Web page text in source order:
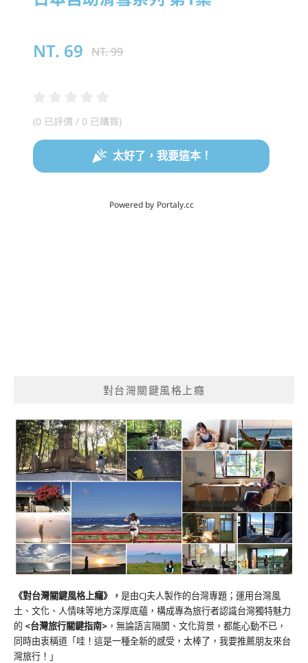
對台灣關鍵風格上癮
《對台灣關鍵風格上癮》 ， 是由CJ夫人製作的台灣專題；運用台灣風
土、文化、人情味等地方深厚底蘊，構成專為旅行者認識台灣獨特魅力
的 <台灣旅行關鍵指南> ，無論語言隔閡、文化背景，都能心動不已，
同時由衷稱道「哇！這是一種全新的感受，太棒了，我要推薦朋友來台
灣旅行！」